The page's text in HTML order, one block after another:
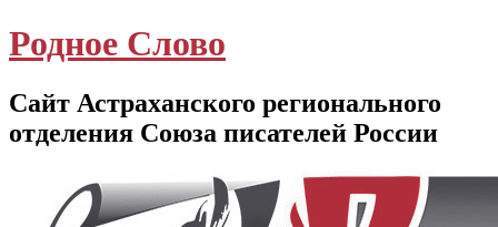
Родное Слово
Сайт Астраханского регионального
отделения Союза писателей России